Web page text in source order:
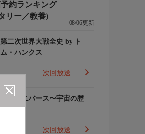
約ランキング
リー／教養)
08/06更新
第二次世界大戦全史 by ト
ム・ハンクス
次回放送
ザ・ユニバース〜宇宙の歴
次回放送